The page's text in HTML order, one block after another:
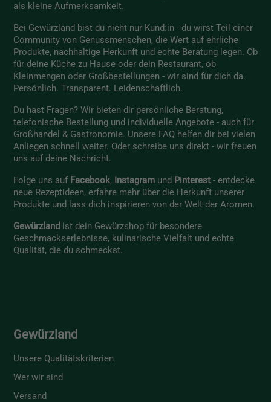
als kleine Aufmerksamkeit.
Bei Gewürzland bist du nicht nur Kund:in - du wirst Teil einer
Community von Genussmenschen, die Wert auf ehrliche
Produkte, nachhaltige Herkunft und echte Beratung legen. Ob
für deine Küche zu Hause oder dein Restaurant, ob
Kleinmengen oder Großbestellungen - wir sind für dich da.
Persönlich. Transparent. Leidenschaftlich.
Du hast Fragen? Wir bieten dir persönliche Beratung,
telefonische Bestellung und individuelle Angebote - auch für
Großhandel & Gastronomie. Unsere FAQ helfen dir bei vielen
Anliegen schnell weiter. Oder schreibe uns direkt - wir freuen
uns auf deine Nachricht.
Folge uns auf Facebook, Instagram und Pinterest - entdecke
neue Rezeptideen, erfahre mehr über die Herkunft unserer
Produkte und lass dich inspirieren von der Welt der Aromen.
Gewürzland ist dein Gewürzshop für besondere
Geschmackserlebnisse, kulinarische Vielfalt und echte
Qualität, die du schmeckst.
Gewürzland
Unsere Qualitätskriterien
Wer wir sind
Versand